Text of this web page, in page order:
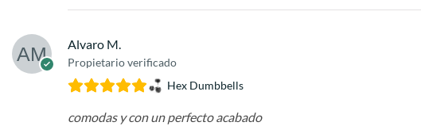
Alvaro M.
Propietario verificado
Hex Dumbbells
comodas y con un perfecto acabado